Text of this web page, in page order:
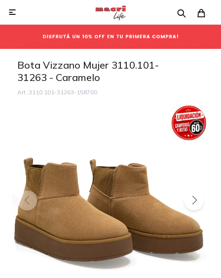

Bota Vizzano Mujer 3110.101-
31263 - Caramelo
3110.101-31263-158700